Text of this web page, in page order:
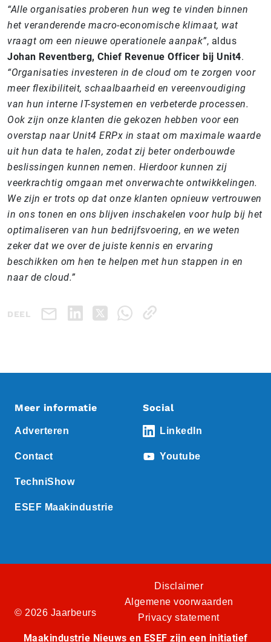
“Alle organisaties proberen hun weg te vinden binnen
het veranderende macro-economische klimaat, wat
vraagt om een nieuwe operationele aanpak”, aldus
Johan Reventberg, Chief Revenue Officer bij Unit4.
“Organisaties investeren in de cloud om te zorgen voor
meer flexibiliteit, schaalbaarheid en vereenvoudiging
van hun interne IT-systemen en verbeterde processen.
Ook zijn onze klanten die gekozen hebben voor een
overstap naar Unit4 ERPx in staat om maximale waarde
uit hun data te halen, zodat zij beter onderbouwde
beslissingen kunnen nemen. Hierdoor kunnen zij
veerkrachtig omgaan met onverwachte ontwikkelingen.
We zijn er trots op dat onze klanten opnieuw vertrouwen
in ons tonen en ons blijven inschakelen voor hulp bij het
optimaliseren van hun bedrijfsvoering, en we weten
zeker dat we over de juiste kennis en ervaring
beschikken om hen te helpen met hun stappen in en
naar de cloud.”
DEEL
Meer informatie
Adverteren
Contact
TechniShow
ESEF Maakindustrie
Social
LinkedIn
Youtube
© 2026 Jaarbeurs
Disclaimer
Algemene voorwaarden
Privacy statement
Maakindustrie Nieuws en ESEF zijn een initiatief